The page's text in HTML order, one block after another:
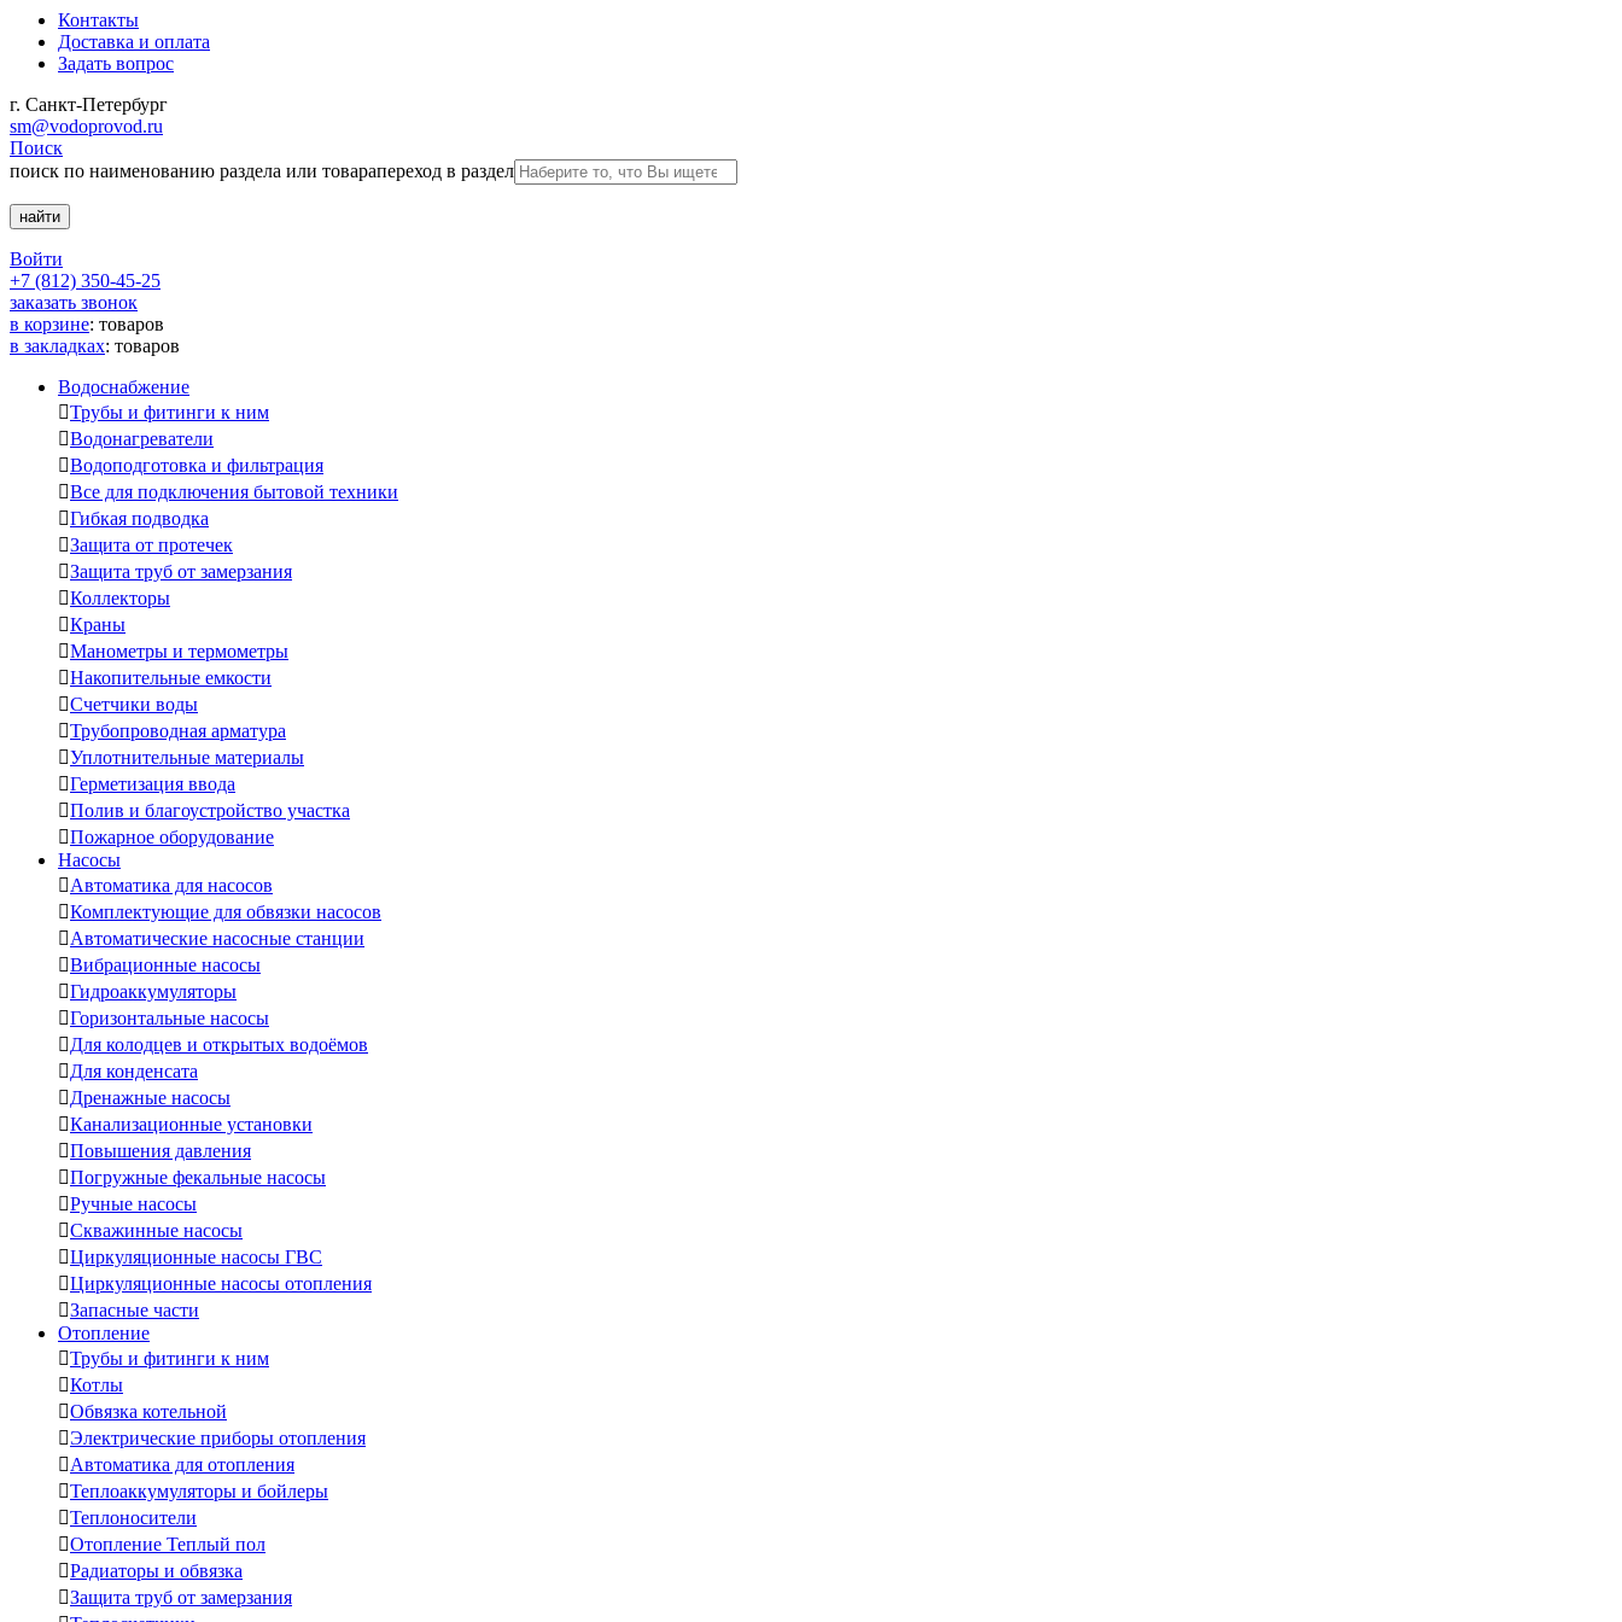
Контакты
Доставка и оплата
Задать вопрос
г. Санкт-Петербург
sm@vodoprovod.ru
Поиск
поиск по наименованию раздела или товарапереход в раздел
Войти
+7 (812) 350-45-25
заказать звонок
в корзине: товаров
в закладках: товаров
Водоснабжение
Трубы и фитинги к ним
Водонагреватели
Водоподготовка и фильтрация
Все для подключения бытовой техники
Гибкая подводка
Защита от протечек
Защита труб от замерзания
Коллекторы
Краны
Манометры и термометры
Накопительные емкости
Счетчики воды
Трубопроводная арматура
Уплотнительные материалы
Герметизация ввода
Полив и благоустройство участка
Пожарное оборудование
Насосы
Автоматика для насосов
Комплектующие для обвязки насосов
Автоматические насосные станции
Вибрационные насосы
Гидроаккумуляторы
Горизонтальные насосы
Для колодцев и открытых водоёмов
Для конденсата
Дренажные насосы
Канализационные установки
Повышения давления
Погружные фекальные насосы
Ручные насосы
Скважинные насосы
Циркуляционные насосы ГВС
Циркуляционные насосы отопления
Запасные части
Отопление
Трубы и фитинги к ним
Котлы
Обвязка котельной
Электрические приборы отопления
Автоматика для отопления
Теплоаккумуляторы и бойлеры
Теплоносители
Отопление Теплый пол
Радиаторы и обвязка
Защита труб от замерзания